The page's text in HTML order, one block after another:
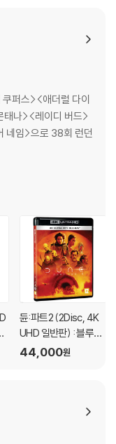
트와 소품 제작기
과정
솝터 제작기
제작기
장 관련 비하인드 영
화 속 의상 제작기
이프 디자인
퍼스><애더럴 다이
나><레이디 버드>
네임>으로 38회 런던
듄:파트2 (2Disc, 4K
UHD 일반판) : 블루레
이
44,000원